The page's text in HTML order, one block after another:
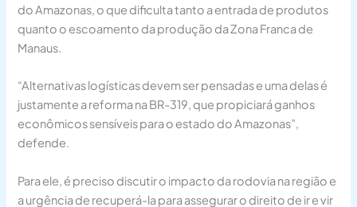
do Amazonas, o que dificulta tanto a entrada de produtos
quanto o escoamento da produção da Zona Franca de
Manaus.
“Alternativas logísticas devem ser pensadas e uma delas é
justamente a reforma na BR-319, que propiciará ganhos
econômicos sensíveis para o estado do Amazonas”,
defende.
Para ele, é preciso discutir o impacto da rodovia na região e
a urgência de recuperá-la para assegurar o direito de ir e vir